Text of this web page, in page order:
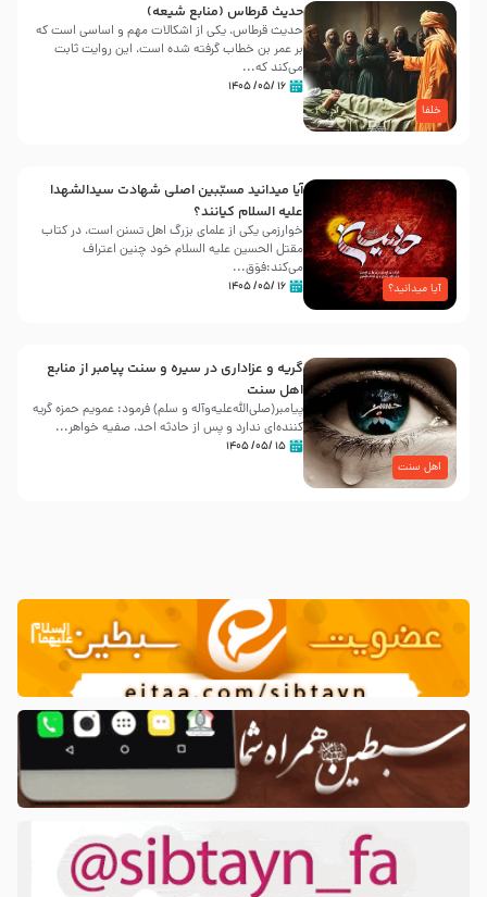
خلفا
حدیث قرطاس (منابع شیعه)
حدیث قرطاس، یکی از اشکالات مهم و اساسی است که
بر عمر بن خطاب گرفته شده است، این روایت ثابت
می‌کند که...
۱۶ /۰۵/ ۱۴۰۵
آیا میدانید؟
آیا میدانید مسبّبین اصلی شهادت سیدالشهدا
علیه ‌السلام کیانند؟
خوارزمی یکی از علمای بزرگ اهل تسنن است، در کتاب
مقتل الحسین علیه ‌السلام خود چنین اعتراف
می‌کند:فوَق...
۱۶ /۰۵/ ۱۴۰۵
اهل سنت
گریه و عزاداری در سیره و سنت پیامبر از منابع
اهل سنت
پیامبر(صلی‌الله‌علیه‌وآله و سلم) فرمود: عمویم حمزه گریه
کننده‌ای ندارد و پس از حادثه احد، صفیه خواهر...
۱۵ /۰۵/ ۱۴۰۵